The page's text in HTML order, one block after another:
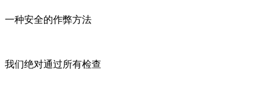
一种安全的作弊方法
我们绝对通过所有检查